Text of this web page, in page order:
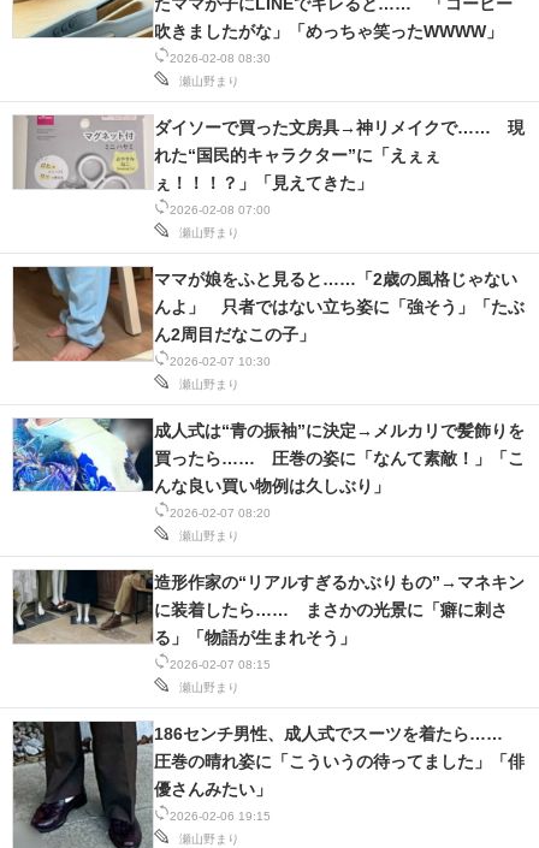
2026-02-08 08:30
瀬山野まり
たママが子にLINEでキレると…… 「コーヒー
吹きましたがな」「めっちゃ笑ったWWWW」
2026-02-08 07:00
瀬山野まり
ダイソーで買った文房具→神リメイクで…… 現
れた“国民的キャラクター”に「えぇぇ
ぇ！！！？」「見えてきた」
2026-02-07 10:30
瀬山野まり
ママが娘をふと見ると……「2歳の風格じゃない
んよ」 只者ではない立ち姿に「強そう」「たぶ
ん2周目だなこの子」
2026-02-07 08:20
瀬山野まり
成人式は“青の振袖”に決定→メルカリで髪飾りを
買ったら…… 圧巻の姿に「なんて素敵！」「こ
んな良い買い物例は久しぶり」
2026-02-07 08:15
瀬山野まり
造形作家の“リアルすぎるかぶりもの”→マネキン
に装着したら…… まさかの光景に「癖に刺さ
る」「物語が生まれそう」
2026-02-06 19:15
瀬山野まり
186センチ男性、成人式でスーツを着たら……
圧巻の晴れ姿に「こういうの待ってました」「俳
優さんみたい」